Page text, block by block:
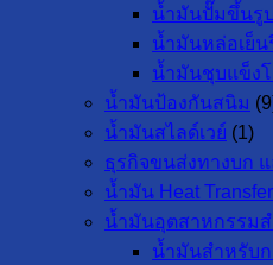
น้ำมันปั๊มขึ้นรูป
น้ำมันหล่อเย็น
น้ำมันชุบแข็งโ
น้ำมันป้องกันสนิม
น้ำมันสไลด์เวย์ (1)
ธุรกิจขนส่งทางบก
น้ำมัน Heat
น้ำมันอุตสาหกรรมส
น้ำมันสำหรับก